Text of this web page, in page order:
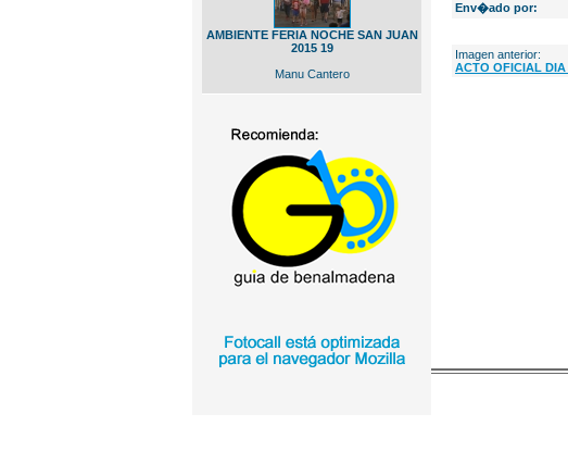
AMBIENTE FERIA NOCHE SAN JUAN
2015 19
Manu Cantero
Env�ado por:
Imagen anterior:
ACTO OFICIAL DIA